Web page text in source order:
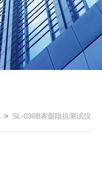
> SL-030B表面阻抗测试仪